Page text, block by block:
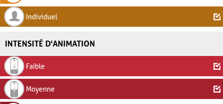
Individuel
INTENSITÉ D'ANIMATION
Faible
Moyenne